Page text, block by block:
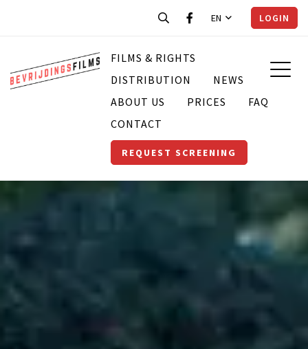
EN LOGIN
FILMS & RIGHTS
DISTRIBUTION
NEWS
ABOUT US
PRICES
FAQ
CONTACT
REQUEST SCREENING